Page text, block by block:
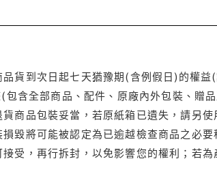
貨到次日起七天猶豫期(含例假日)的權
含全部商品、配件、原廠內外包裝、贈
商品包裝妥當，若原紙箱已遺失，請另
損毀將可能被認定為已逾越檢查商品之必
受，再行拆封，以免影響您的權利；若為